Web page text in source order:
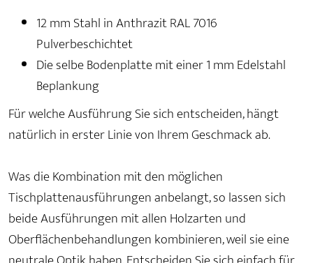
12 mm Stahl in Anthrazit RAL 7016
Pulverbeschichtet
Die selbe Bodenplatte mit einer 1 mm Edelstahl
Beplankung
Für welche Ausführung Sie sich entscheiden, hängt
natürlich in erster Linie von Ihrem Geschmack ab.
Was die Kombination mit den möglichen
Tischplattenausführungen anbelangt, so lassen sich
beide Ausführungen mit allen Holzarten und
Oberflächenbehandlungen kombinieren, weil sie eine